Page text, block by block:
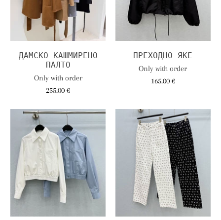
ДАМСКО КАШМИРЕНО
ПАЛТО
Only with order
255.00 €
ПРЕХОДНО ЯКЕ
Only with order
165.00 €